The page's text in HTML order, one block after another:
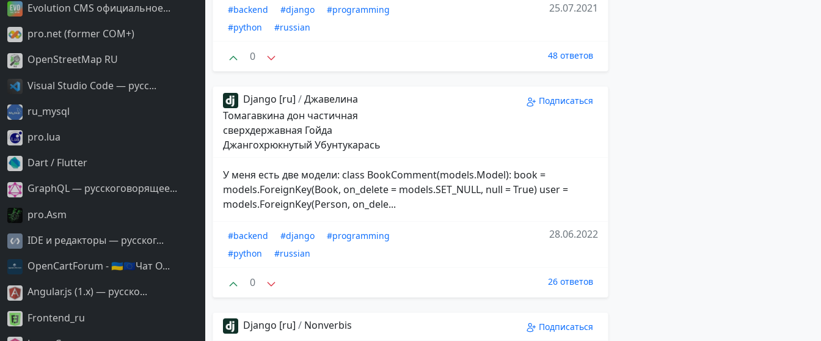
Evolution CMS официальное...
pro.net (former COM+)
OpenStreetMap RU
Visual Studio Code — русс...
ru_mysql
pro.lua
Dart / Flutter
GraphQL — русскоговорящее...
pro.Asm
IDE и редакторы — русског...
OpenCartForum - 🇺🇦🇪🇺Чат O...
Angular.js (1.x) — русско...
Frontend_ru
#backend #django
#programming
#python
#russian
25.07.2021
0 48 ответов
Django [ru] /Джавелина
Томагавкина дон частичная
сверхдержавная Гойда
Джангохрюкнутый Убунтукарась
Подписаться
У меня есть две модели: class BookComment(models.Model): book =
models.ForeignKey(Book, on_delete = models.SET_NULL, null = True) user =
models.ForeignKey(Person, on_dele...
#backend #django
#programming
#python
#russian
28.06.2022
0 26 ответов
Django [ru] / Nonverbis Подписаться